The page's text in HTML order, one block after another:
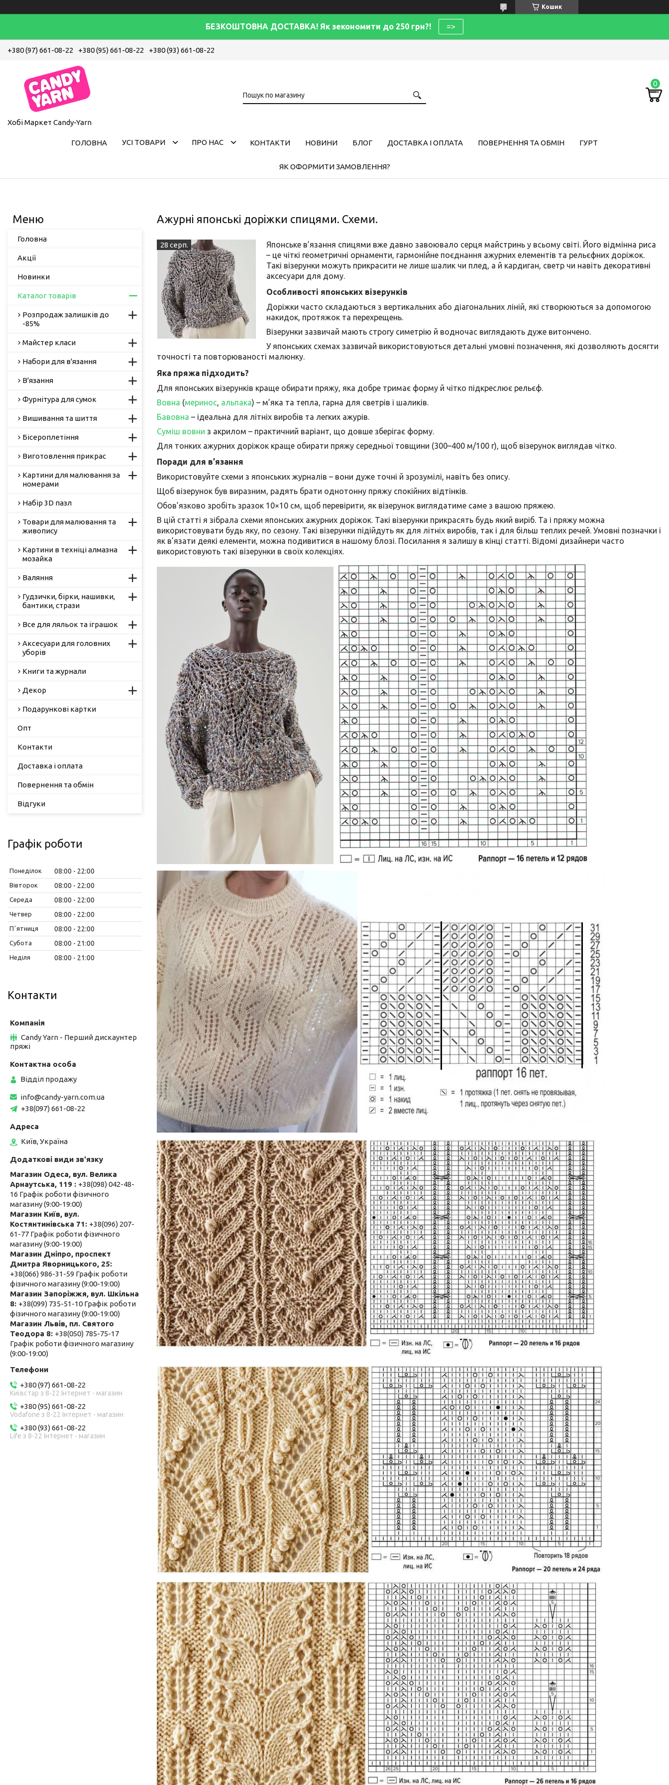
Кошик
БЕЗКОШТОВНА ДОСТАВКА! Як зекономити до 250 грн?! =>
+380 (97) 661-08-22 +380 (95) 661-08-22 +380 (93) 661-08-22
Хобі Маркет Candy-Yarn
ГОЛОВНА УСІ ТОВАРИ ПРО НАС КОНТАКТИ НОВИНИ БЛОГ ДОСТАВКА І ОПЛАТА ПОВЕРНЕННЯ ТА ОБМІН ГУРТ
ЯК ОФОРМИТИ ЗАМОВЛЕННЯ?
Ажурні японські доріжки спицями. Схеми.
28 серп.
Японське в’язання спицями вже давно завоювало серця майстринь у всьому світі. Його відмінна риса
– це чіткі геометричні орнаменти, гармонійне поєднання ажурних елементів та рельєфних доріжок.
Такі візерунки можуть прикрасити не лише шалик чи плед, а й кардиган, светр чи навіть декоративні
аксесуари для дому.
Особливості японських візерунків
Доріжки часто складаються з вертикальних або діагональних ліній, які створюються за допомогою
накидок, протяжок та перехрещень.
Візерунки зазвичай мають строгу симетрію й водночас виглядають дуже витончено.
У японських схемах зазвичай використовуються детальні умовні позначення, які дозволяють досягти
точності та повторюваності малюнку.
Яка пряжа підходить?
Для японських візерунків краще обирати пряжу, яка добре тримає форму й чітко підкреслює рельєф.
Вовна (меринос, альпака) – м’яка та тепла, гарна для светрів і шаликів.
Бавовна – ідеальна для літніх виробів та легких ажурів.
Суміш вовни з акрилом – практичний варіант, що довше зберігає форму.
Для тонких ажурних доріжок краще обирати пряжу середньої товщини (300–400 м/100 г), щоб візерунок виглядав чітко.
Поради для в’язання
Використовуйте схеми з японських журналів – вони дуже точні й зрозумілі, навіть без опису.
Щоб візерунок був виразним, радять брати однотонну пряжу спокійних відтінків.
Обов’язково зробіть зразок 10×10 см, щоб перевірити, як візерунок виглядатиме саме з вашою пряжею.
В цій статті я зібрала схеми японських ажурних доріжок. Такі візерунки прикрасять будь який виріб. Та і пряжу можна
використовувати будь яку, по сезону. Такі візерунки підійдуть як для літніх виробів, так і для більш теплих речей. Умовні позначки і
як в’язати деякі елементи, можна подивитися в нашому блозі. Посилання я залишу в кінці статті. Відомі дизайнери часто
використовують такі візерунки в своїх колекціях.
Головна
Акції
Новинки
Каталог товарів
Розпродаж залишків до
-85%
Майстер класи
Набори для в'язання
В'язання
Фурнітура для сумок
Вишивання та шиття
Бісероплетіння
Виготовлення прикрас
Картини для малювання за
номерами
Набір 3D пазл
Товари для малювання та
живопису
Картини в техніці алмазна
мозайка
Валяння
Гудзички, бірки, нашивки,
бантики, стрази
Все для ляльок та іграшок
Аксесуари для головних
уборів
Книги та журнали
Декор
Подарункові картки
Опт
Контакти
Доставка і оплата
Повернення та обмін
Відгуки
Графік роботи
Понеділок 08:00 22:00
Вівторок 08:00 22:00
Середа 08:00 22:00
Четвер 08:00 22:00
Пʼятниця 08:00 22:00
Субота 08:00 21:00
Неділя 08:00 21:00
Контакти
Candy Yarn - Перший дискаунтер
пряжі
Відділ продажу
info@candy-yarn.com.ua
+38(097) 661-08-22
Київ, Україна
Магазин Одеса, вул. Велика
Арнаутська, 119
+38(098) 042-48-
16 Графік роботи фізичного
магазину (9:00-19:00)
Магазин Київ, вул.
Костянтинівська 71
+38(096) 207-
61-77 Графік роботи фізичного
магазину (9:00-19:00)
Магазин Дніпро, проспект
Дмитра Яворницького, 25
+38(066) 986-31-59 Графік роботи
фізичного магазину (9:00-19:00)
Магазин Запоріжжя, вул. Шкільна
8 +38(099) 735-51-10 Графік роботи
фізичного магазину (9:00-19:00)
Магазин Львів, пл. Святого
Теодора 8 +38(050) 785-75-17
Графік роботи фізичного магазину
(9:00-19:00)
+380 (97) 661-08-22
Київстар з 8-22 Інтернет - магазин
+380 (95) 661-08-22
Vodafone з 8-22 Інтернет - магазин
+380 (93) 661-08-22
Life з 8-22 Інтернет - магазин